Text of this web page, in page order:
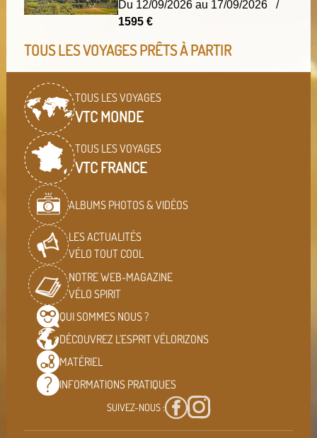
Du 12/09/2026 au 17/09/2026 /
1595 €
TOUS LES VOYAGES PRÊTS À PARTIR
TOUS LES VOYAGES
VTC MONDE
TOUS LES VOYAGES
VTC FRANCE
ALBUMS PHOTOS & VIDÉOS
LES ACTUALITÉS
VÉLO TOUT COOL
NOTRE WEB-MAGAZINE
VÉLO SPIRIT
QUI SOMMES NOUS ?
DÉCOUVREZ L'ESPRITVÉLORIZONS
MATÉRIEL
INFORMATIONS PRATIQUES
SUIVEZ-NOUS :